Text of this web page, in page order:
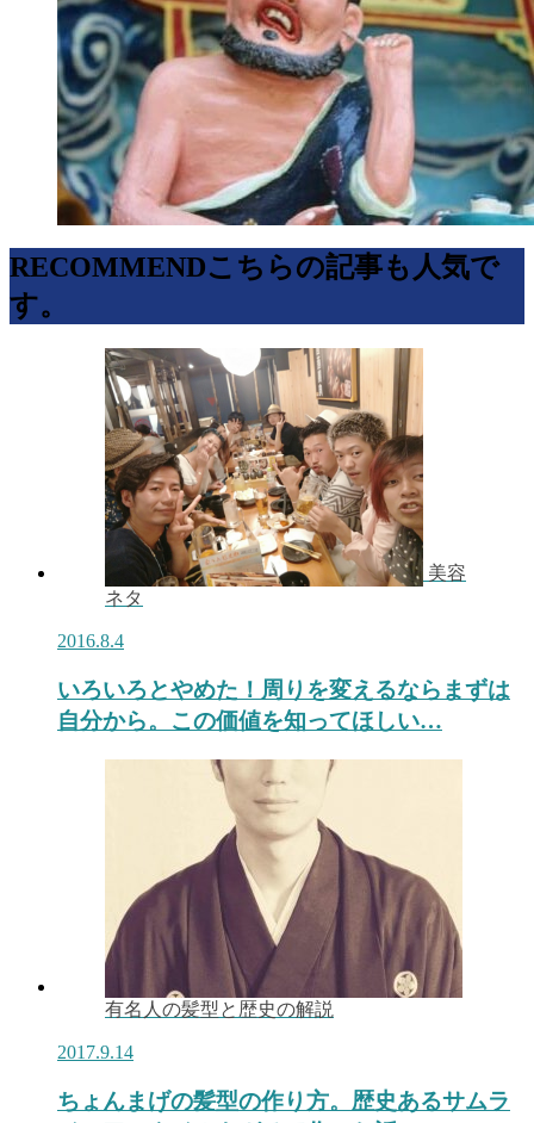
RECOMMENDこちらの記事も人気で
す。
美容
ネタ
2016.8.4
いろいろとやめた！周りを変えるならまずは
自分から。この価値を知ってほしい…
有名人の髪型と歴史の解説
2017.9.14
ちょんまげの髪型の作り方。歴史あるサムラ